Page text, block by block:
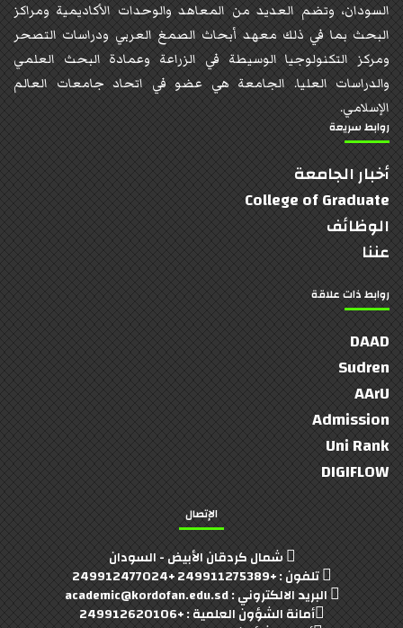
السودان، وتضم العديد من المعاهد والوحدات الأكاديمية ومراكز
البحث بما في ذلك معهد أبحاث الصمغ العربي ودراسات التصحر
ومركز التكنولوجيا الوسيطة في الزراعة وعمادة البحث العلمي
والدراسات العليا. الجامعة هي عضو في اتحاد جامعات العالم
الإسلامي.
روابط سريعة
أخبار الجامعة
College of Graduate
الوظائف
عننا
روابط ذات علاقة
DAAD
Sudren
AArU
Admission
Uni Rank
DIGIFLOW
الإتصال
شمال كردقان الأبيض - السودان
تلفون : +249911275389 +249912477024
البريد الالكتروني : academic@kordofan.edu.sd
أمانة الشؤون العلمية : +249912620106